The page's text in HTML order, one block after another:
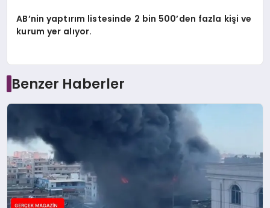
AB’nin yaptırım listesinde 2 bin 500’den fazla kişi ve
kurum yer alıyor.
Benzer Haberler